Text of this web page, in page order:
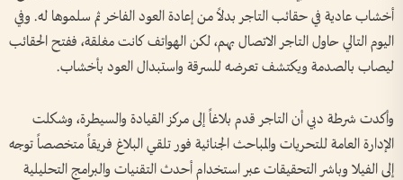
أخشاب عادية في حقائب التاجر بدلاً من إعادة العود الفاخر ثم سلموها له. وفي
اليوم التالي حاول التاجر الاتصال بهم، لكن الهواتف كانت مغلقة، ففتح الحقائب
ليصاب بالصدمة ويكتشف تعرضه للسرقة واستبدال العود بأخشاب.
وأكدت شرطة دبي أن التاجر قدم بلاغاً إلى مركز القيادة والسيطرة، وشكلت
الإدارة العامة للتحريات والمباحث الجنائية فور تلقي البلاغ فريقاً متخصصاً توجه
إلى الفيلا وباشر التحقيقات عبر استخدام أحدث التقنيات والبرامج التحليلية